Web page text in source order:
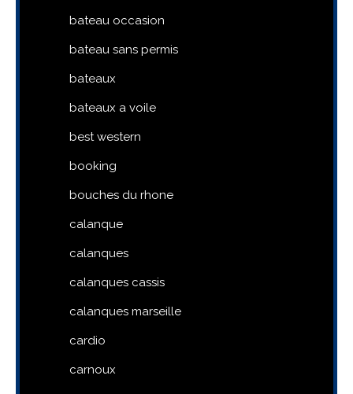
bateau occasion
bateau sans permis
bateaux
bateaux a voile
best western
booking
bouches du rhone
calanque
calanques
calanques cassis
calanques marseille
cardio
carnoux